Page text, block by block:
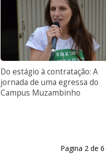
Do estágio à contratação: A
jornada de uma egressa do
Campus Muzambinho
Pagina 2 de 6